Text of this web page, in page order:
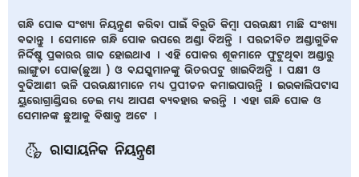
ଗନ୍ଧି ପୋକ ସଂଖ୍ୟା ନିୟନ୍ତ୍ରଣ କରିବା ପାଇଁ ବିରୁଡି କିମ୍ବା ପରଭକ୍ଷୀ ମାଛି ସଂଖ୍ୟା
ବଢାନ୍ତୁ । ସେମାନେ ଗନ୍ଧି ପୋକ ଉପରେ ଅଣ୍ଡା ଦିଅନ୍ତି । ପରଜୀବିତ ଅଣ୍ଡାଗୁଡିକ
ନିର୍ଦ୍ଦିଷ୍ଟ ପ୍ରକାରର ଗାଢ ହୋଇଥାଏ । ଏହି ପୋକର ଶୂକମାନେ ଫୁଟୁଥିବା ଅଣ୍ଡାରୁ
ଲାଙ୍ଗୁଡା ପୋକ(ଛୁଆ ) ଓ ବଯସ୍କମାନଙ୍କୁ ଭିତରପଟୁ ଖାଇଦିଅନ୍ତି । ପକ୍ଷୀ ଓ
ବୁଢିଆଣୀ ଭଳି ପରଭକ୍ଷୀମାନେ ମଧ୍ୟ ପ୍ରପୀଡନ କମାଇପାରନ୍ତି । ଇଉକାଲିପଟାସ
ୟୁରୋଗ୍ରାଣ୍ଡିସର ତେଇ ମଧ୍ୟ ଆପଣ ବ୍ୟବହାର କରନ୍ତି । ଏହା ଗନ୍ଧି ପୋକ ଓ
ସେମାନଙ୍କ ଛୁଆକୁ ବିଷାକ୍ତ ଅଟେ ।
ରାସାୟନିକ ନିୟନ୍ତ୍ରଣ